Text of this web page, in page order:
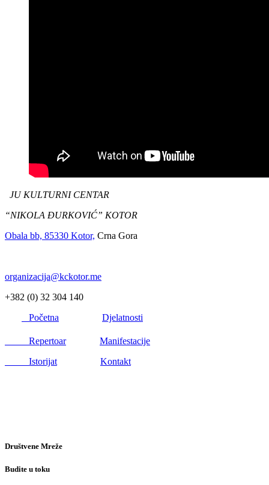
JU KULTURNI CENTAR
“NIKOLA ĐURKOVIĆ” KOTOR
Obala bb, 85330 Kotor, Crna Gora
organizacija@kckotor.me
+382 (0) 32 304 140
Početna
Djelatnosti
Repertoar
Manifestacije
Istorijat
Kontakt
Društvene Mreže
Budite u toku